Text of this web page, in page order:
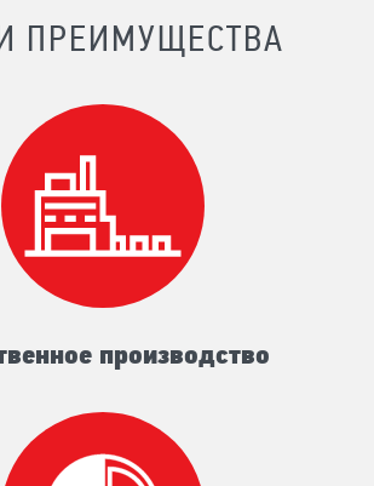
ПРЕИМУЩЕСТВА
производство